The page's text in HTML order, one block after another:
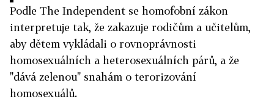
Podle The Independent se homofobní zákon
interpretuje tak, že zakazuje rodičům a učitelům,
aby dětem vykládali o rovnoprávnosti
homosexuálních a heterosexuálních párů, a že
"dává zelenou" snahám o terorizování
homosexuálů.